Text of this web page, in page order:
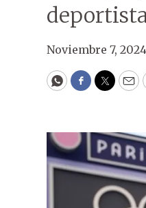
Noviembre 7,
WhatsApp
Facebook